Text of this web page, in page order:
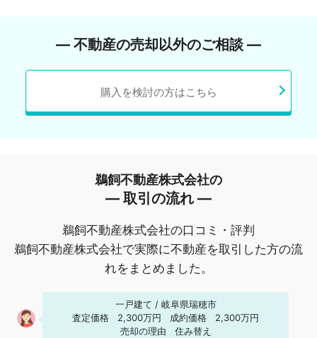
― 不動産の売却以外のご相談 ―
購入を検討の方はこちら
鵜飼不動産株式会社の
― 取引の流れ ―
鵜飼不動産株式会社の口コミ・評判
鵜飼不動産株式会社で実際に不動産を取引した方の流
れをまとめました。
一戸建て / 岐阜県瑞穂市
査定価格
2,300万円 成約価格
2,300万円
売却の理由
住み替え